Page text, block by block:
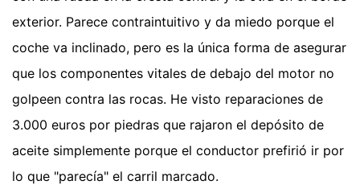
exterior. Parece contraintuitivo y da miedo porque el
coche va inclinado, pero es la única forma de asegurar
que los componentes vitales de debajo del motor no
golpeen contra las rocas. He visto reparaciones de
3.000 euros por piedras que rajaron el depósito de
aceite simplemente porque el conductor prefirió ir por
lo que "parecía" el carril marcado.